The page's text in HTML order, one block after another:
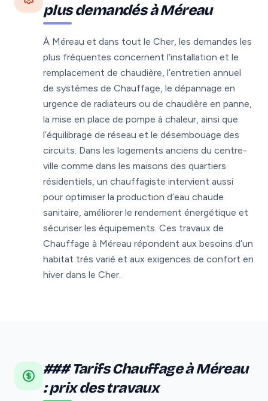
plus demandés à Méreau
À Méreau et dans tout le Cher, les demandes les
plus fréquentes concernent l’installation et le
remplacement de chaudière, l’entretien annuel
de systèmes de Chauffage, le dépannage en
urgence de radiateurs ou de chaudière en panne,
la mise en place de pompe à chaleur, ainsi que
l’équilibrage de réseau et le désembouage des
circuits. Dans les logements anciens du centre-
ville comme dans les maisons des quartiers
résidentiels, un chauffagiste intervient aussi
pour optimiser la production d’eau chaude
sanitaire, améliorer le rendement énergétique et
sécuriser les équipements. Ces travaux de
Chauffage à Méreau répondent aux besoins d’un
habitat très varié et aux exigences de confort en
hiver dans le Cher.
### Tarifs Chauffage à Méreau
: prix des travaux